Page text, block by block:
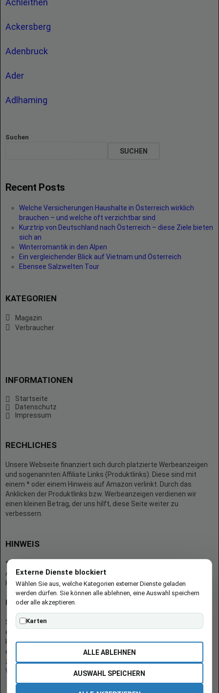
Achleithen
Ackersberg
Adenbruck
Ader
Adlhaming
Suchen
SUCHEN
Recent Posts
Welche Versicherungen Haushalte in Österreich wirklich
brauchen – und welche oft verzichtbar sind
Kurztrip von Deutschland nach Österreich – diese Ziele bieten
sich an
Winterromantik in den Alpen
Ein vergleichender Blick auf Vietnam und Österreich
Ebensee Salzwelten Tour
KATEGORIEN
Magazin
Verbraucher
INFORMATIONEN
Startseite
Datenschutz
Impressum
RECHLICHES
Unsere Webseite finanziert sich durch platzierte Werbeanzeigen
und sogenannten Affiliate Links (Produktlinks). Diese sind mit
einem * oder einem Hinweis auf Amazon verlinkt. Durch das
Anklicken der Produktlinks bzw. Werbeanzeigen verdienen wir
einen kleinen Betrag, der uns hilft, diese Seite weiter zu
verbessern.
HINWEIS
* = Afilliate-Link (=Werbung)
Als Amazon-Partner verdient der Seitenbetreiber an qualifizierten
Käufen.
Hinweis zu Preisen und Verfügbarkeiten
Sofern Produktpreise und Verfügbarkeiten angezeigt werden,
entsprechen diese dem angegebenen Stand (Datum/Uhrzeit) und
können sich auf der verlinkten Seite jederzeit ändern. Für den Kauf
eines Produkts gelten die Angaben zu Preis und Verfügbarkeit, die
zum Kaufzeitpunkt [auf der/den maßgeblichen Amazon-
Website(s)] angezeigt werden.
Externe Dienste blockiert
Wählen Sie aus, welche Kategorien externer Dienste geladen
werden dürfen. Sie können alle ablehnen, eine Auswahl speichern
oder alle akzeptieren.
Karten
ALLE ABLEHNEN
AUSWAHL SPEICHERN